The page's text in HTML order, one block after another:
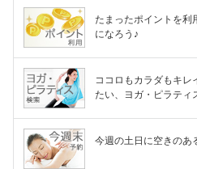
たまったポイントを利
になろう♪
ココロもカラダもキレ
たい、ヨガ・ピラティ
今週の土日に空きのあ